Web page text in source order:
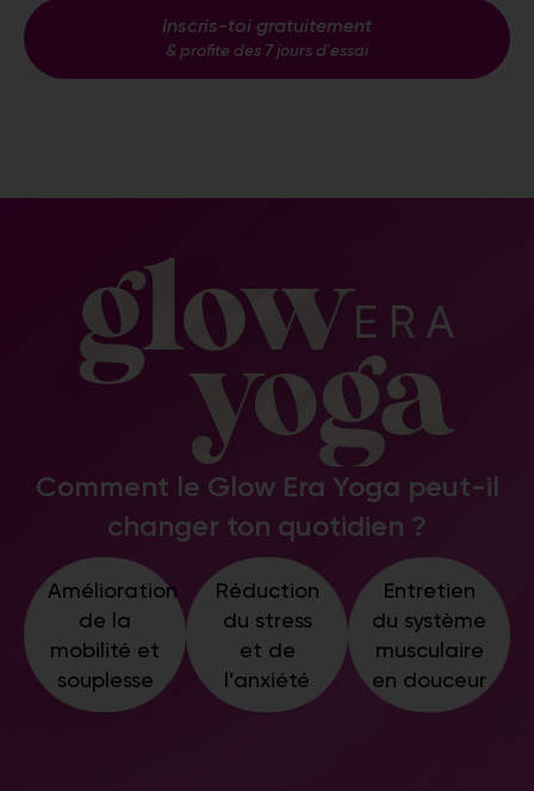
Inscris-toi gratuitement
& profite des 7 jours d'essai
Comment le Glow Era Yoga peut-il
changer ton quotidien ?
Amélioration
de la
mobilité et
souplesse
Réduction
du stress
et de
l’anxiété
Entretien
du système
musculaire
en douceur